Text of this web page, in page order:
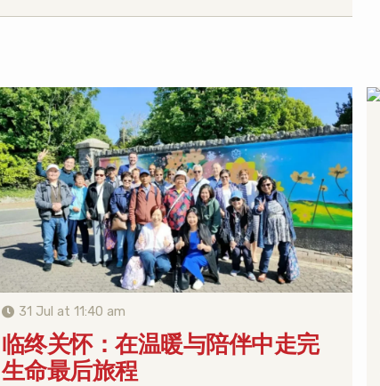
31 Jul at 11:40 am
临终关怀：在温暖与陪伴中走完
生命最后旅程